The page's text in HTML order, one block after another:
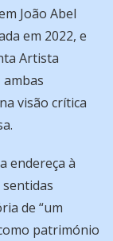
João Abel
em 2022, e
Artista
ambas
visão crítica
endereça à
de “um
património